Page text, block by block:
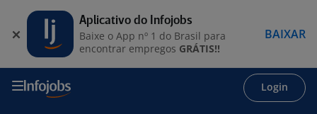
Login
Aplicativo do Infojobs
Baixe o App nº 1 do Brasil para
encontrar empregos GRÁTIS!!
BAIXAR